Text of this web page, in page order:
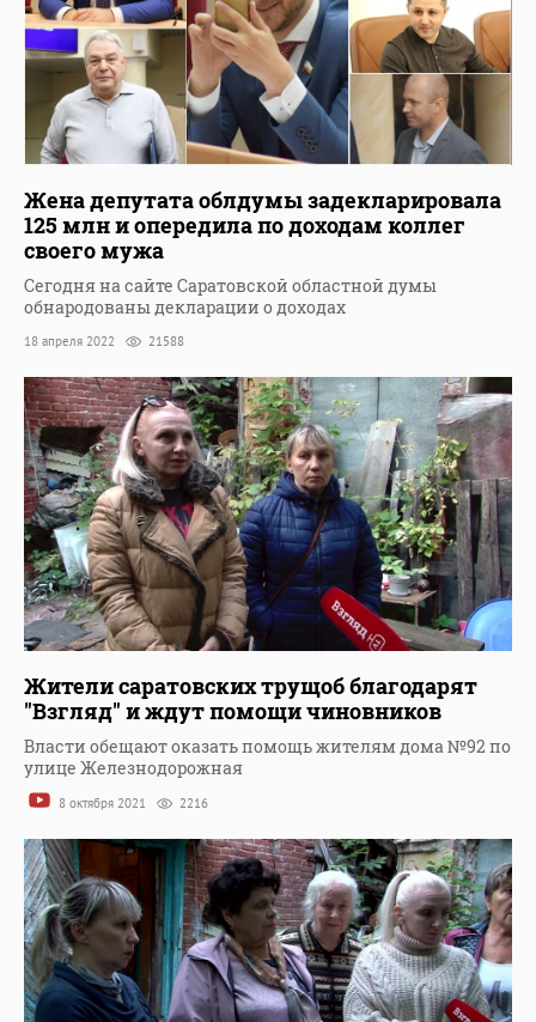
Жена депутата облдумы задекларировала
125 млн и опередила по доходам коллег
своего мужа
Сегодня на сайте Саратовской областной думы
обнародованы декларации о доходах
18 апреля 2022 21588
Жители саратовских трущоб благодарят
"Взгляд" и ждут помощи чиновников
Власти обещают оказать помощь жителям дома №92 по
улице Железнодорожная
8 октября 2021 2216